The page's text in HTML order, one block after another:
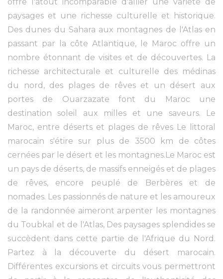
paysages et une richesse culturelle et historique.
Des dunes du Sahara aux montagnes de l'Atlas en
passant par la côte Atlantique, le Maroc offre un
nombre étonnant de visites et de découvertes. La
richesse architecturale et culturelle des médinas
du nord, des plages de rêves et un désert aux
portes de Ouarzazate font du Maroc une
destination soleil aux milles et une saveurs. Le
Maroc, entre déserts et plages de rêves Le littoral
marocain s'étire sur plus de 3500 km de côtes
cernées par le désert et les montagnes.Le Maroc est
un pays de déserts, de massifs enneigés et de plages
de rêves, encore peuplé de Berbères et de
nomades. Les passionnés de nature et les amoureux
de la randonnée aimeront arpenter les montagnes
du Toubkal et de l'Atlas, Des paysages splendides se
succèdent dans cette partie de l'Afrique du Nord.
Partez à la découverte du désert marocain.
Différentes excursions et circuits vous permettront